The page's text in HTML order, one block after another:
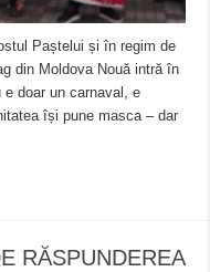
Paștelui și în regim de
din Moldova Nouă intră în
doar un carnaval, e
își pune masca – dar
RĂSPUNDEREA